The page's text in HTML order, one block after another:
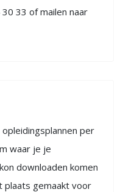
33 of mailen naar
per
waar je je
downloaden komen
plaats gemaakt voor